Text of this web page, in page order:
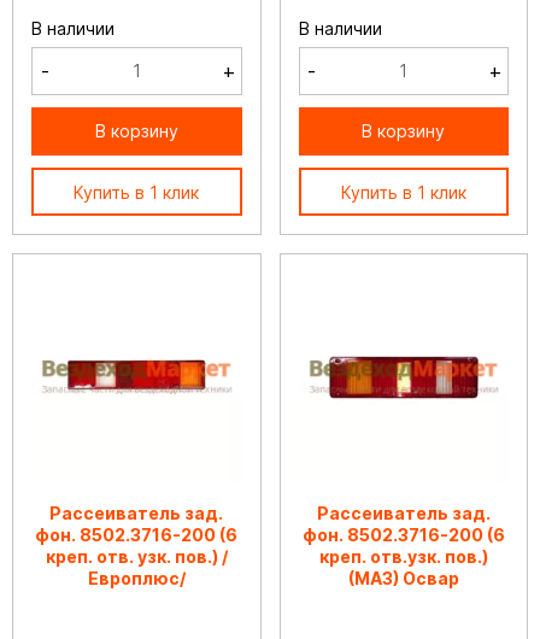
В наличии
- +
В корзину
Купить в 1 клик
В наличии
- +
В корзину
Купить в 1 клик
Рассеиватель зад.
фон. 8502.3716-200 (6
креп. отв. узк. пов.) /
Европлюс/
Рассеиватель зад.
фон. 8502.3716-200 (6
креп. отв.узк. пов.)
(МАЗ) Освар